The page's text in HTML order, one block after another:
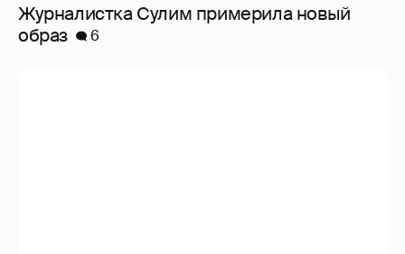
Журналистка Сулим примерила новый
образ
6